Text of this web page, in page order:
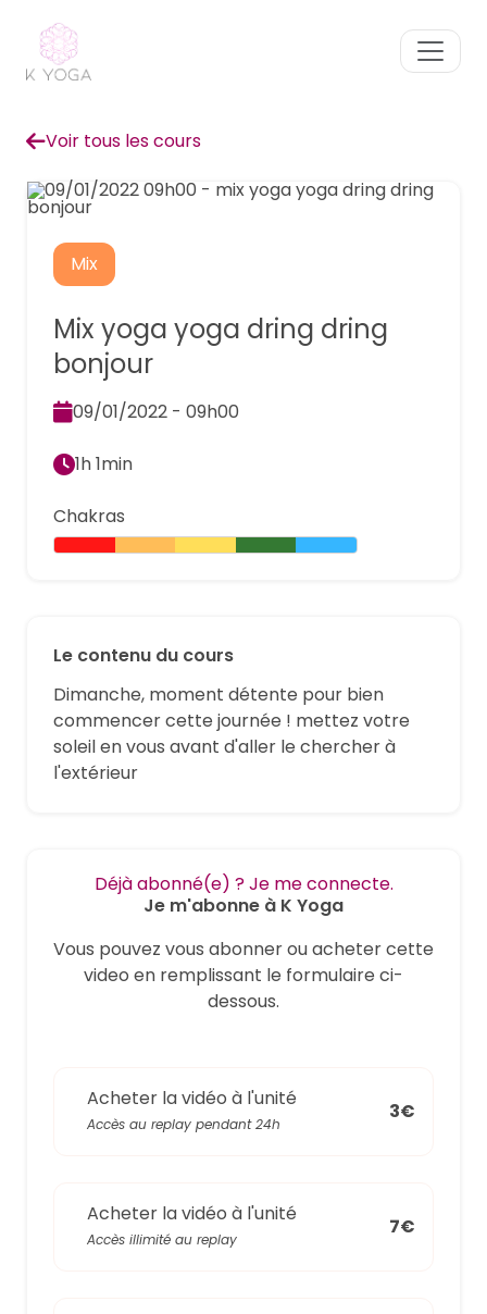
Voir tous les cours
Mix
Chakras
Mix yoga yoga dring dring
bonjour
09/01/2022 - 09h00
1h 1min
Le contenu du cours
Dimanche, moment détente pour bien
commencer cette journée ! mettez votre
soleil en vous avant d'aller le chercher à
l'extérieur
Déjà abonné(e) ? Je me connecte.
Je m'abonne à K Yoga
Vous pouvez vous abonner ou acheter cette
video en remplissant le formulaire ci-
dessous.
Acheter la vidéo à l'unité
Accès au replay pendant 24h
3€
Acheter la vidéo à l'unité
Accès illimité au replay
7€